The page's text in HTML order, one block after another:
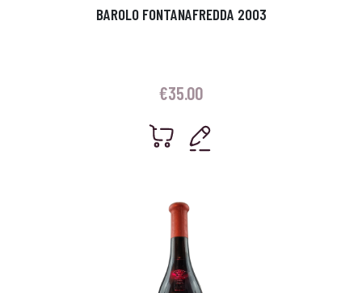
BAROLO FONTANAFREDDA 2003
€35.00